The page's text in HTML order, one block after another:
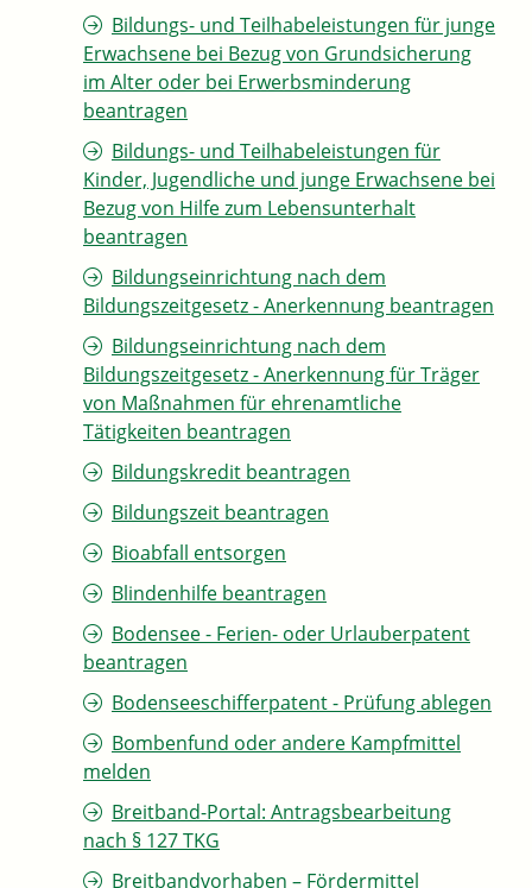
Bildungs- und Teilhabeleistungen für junge
Erwachsene bei Bezug von Grundsicherung
im Alter oder bei Erwerbsminderung
beantragen
Bildungs- und Teilhabeleistungen für
Kinder, Jugendliche und junge Erwachsene bei
Bezug von Hilfe zum Lebensunterhalt
beantragen
Bildungseinrichtung nach dem
Bildungszeitgesetz - Anerkennung beantragen
Bildungseinrichtung nach dem
Bildungszeitgesetz - Anerkennung für Träger
von Maßnahmen für ehrenamtliche
Tätigkeiten beantragen
Bildungskredit beantragen
Bildungszeit beantragen
Bioabfall entsorgen
Blindenhilfe beantragen
Bodensee - Ferien- oder Urlauberpatent
beantragen
Bodenseeschifferpatent - Prüfung ablegen
Bombenfund oder andere Kampfmittel
melden
Breitband-Portal: Antragsbearbeitung
nach § 127 TKG
Breitbandvorhaben – Fördermittel